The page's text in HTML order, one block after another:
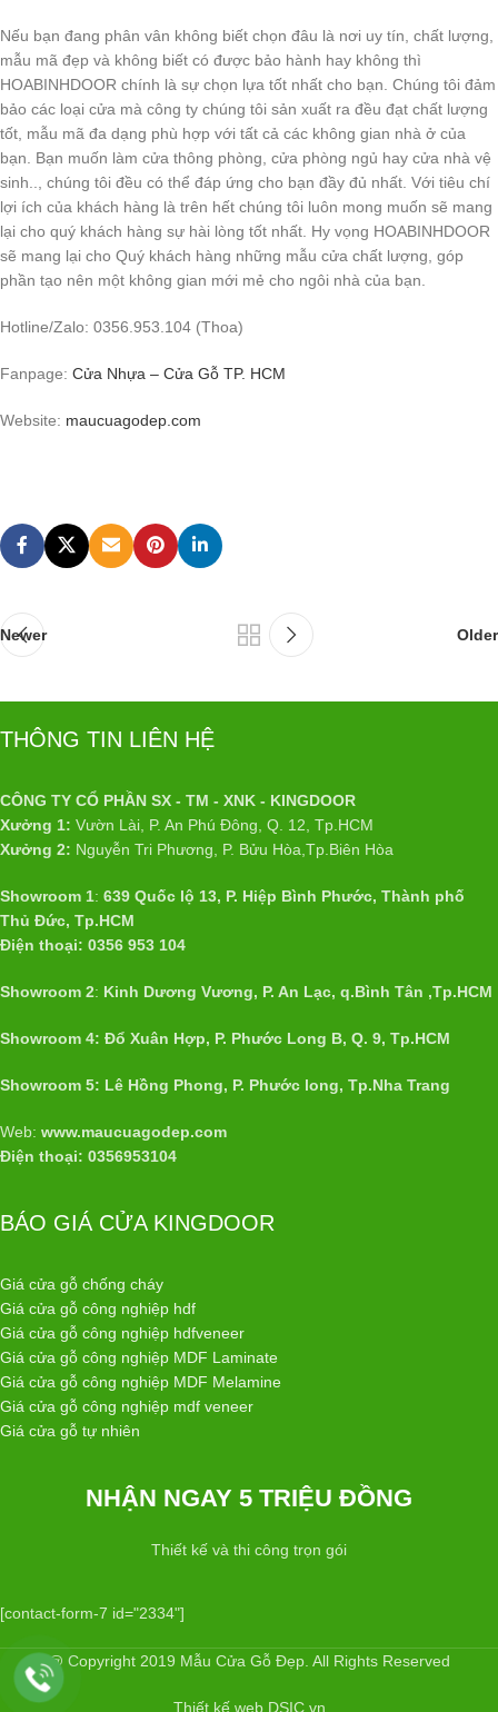
Nếu bạn đang phân vân không biết chọn đâu là nơi uy tín, chất lượng,
mẫu mã đẹp và không biết có được bảo hành hay không thì
HOABINHDOOR chính là sự chọn lựa tốt nhất cho bạn. Chúng tôi đảm
bảo các loại cửa mà công ty chúng tôi sản xuất ra đều đạt chất lượng
tốt, mẫu mã đa dạng phù hợp với tất cả các không gian nhà ở của
bạn. Bạn muốn làm cửa thông phòng, cửa phòng ngủ hay cửa nhà vệ
sinh.., chúng tôi đều có thể đáp ứng cho bạn đầy đủ nhất. Với tiêu chí
lợi ích của khách hàng là trên hết chúng tôi luôn mong muốn sẽ mang
lại cho quý khách hàng sự hài lòng tốt nhất. Hy vọng HOABINHDOOR
sẽ mang lại cho Quý khách hàng những mẫu cửa chất lượng, góp
phần tạo nên một không gian mới mẻ cho ngôi nhà của bạn.
Hotline/Zalo: 0356.953.104 (Thoa)
Fanpage: Cửa Nhựa – Cửa Gỗ TP. HCM
Website: maucuagodep.com
Newer Older
THÔNG TIN LIÊN HỆ
CÔNG TY CỔ PHẦN SX - TM - XNK - KINGDOOR
Xưởng 1: Vườn Lài, P. An Phú Đông, Q. 12, Tp.HCM
Xưởng 2: Nguyễn Tri Phương, P. Bửu Hòa,Tp.Biên Hòa
Showroom 1: 639 Quốc lộ 13, P. Hiệp Bình Phước, Thành phố
Thủ Đức, Tp.HCM
Điện thoại: 0356 953 104
Showroom 2: Kinh Dương Vương, P. An Lạc, q.Bình Tân ,Tp.HCM
Showroom 4: Đổ Xuân Hợp, P. Phước Long B, Q. 9, Tp.HCM
Showroom 5: Lê Hồng Phong, P. Phước long, Tp.Nha Trang
Web: www.maucuagodep.com
Điện thoại: 0356953104
BÁO GIÁ CỬA KINGDOOR
Giá cửa gỗ chống cháy
Giá cửa gỗ công nghiệp hdf
Giá cửa gỗ công nghiệp hdfveneer
Giá cửa gỗ công nghiệp MDF Laminate
Giá cửa gỗ công nghiệp MDF Melamine
Giá cửa gỗ công nghiệp mdf veneer
Giá cửa gỗ tự nhiên
NHẬN NGAY 5 TRIỆU ĐỒNG
Thiết kế và thi công trọn gói
[contact-form-7 id="2334"]
@ Copyright 2019 Mẫu Cửa Gỗ Đẹp. All Rights Reserved
Thiết kế web DSIC.vn